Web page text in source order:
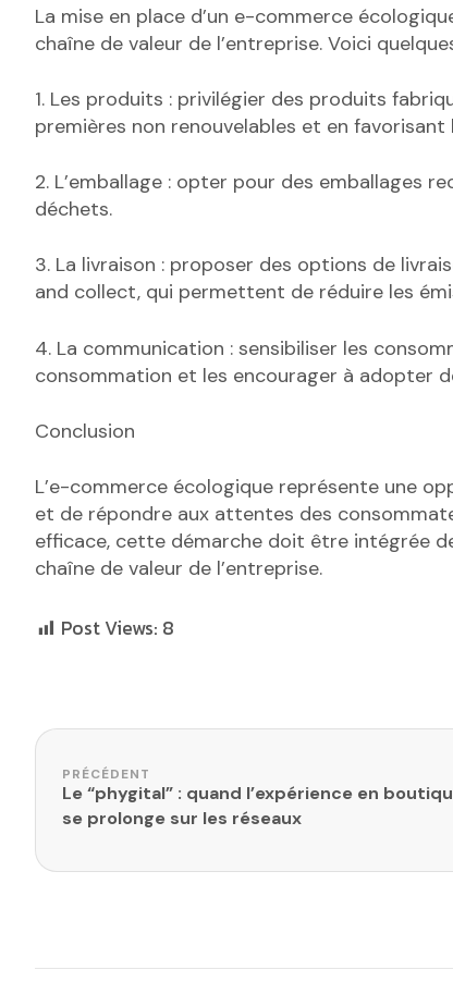
La mise en place d’un e-commerce
chaîne de valeur de l’entreprise. Voici
1. Les produits : privilégier des produits
premières non renouvelables et en favorisant
2. L’emballage : opter pour des emballages
déchets.
3. La livraison : proposer des options de
and collect, qui permettent de réduire les
4. La communication : sensibiliser les
consommation et les encourager à adopter
Conclusion
L’e-commerce écologique représente une
et de répondre aux attentes des
efficace, cette démarche doit être intégrée
chaîne de valeur de l’entreprise.
Post Views: 8
Navigation de l’article
PRÉCÉDENT
Le “phygital” : quand l’expérience en
se prolonge sur les réseaux